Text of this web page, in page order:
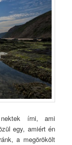
írni, ami
egy, amiért én
a megörökölt